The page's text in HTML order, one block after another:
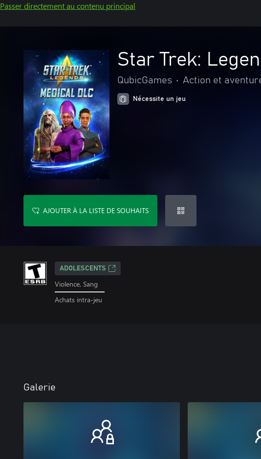
Passer directement au contenu principal
Star Trek:
QubicGames • Action et
Nécessite un jeu
AJOUTER À LA LISTE DE SOUHAITS
ADOLESCENTS
Violence, Sang
Achats intra-jeu
Galerie